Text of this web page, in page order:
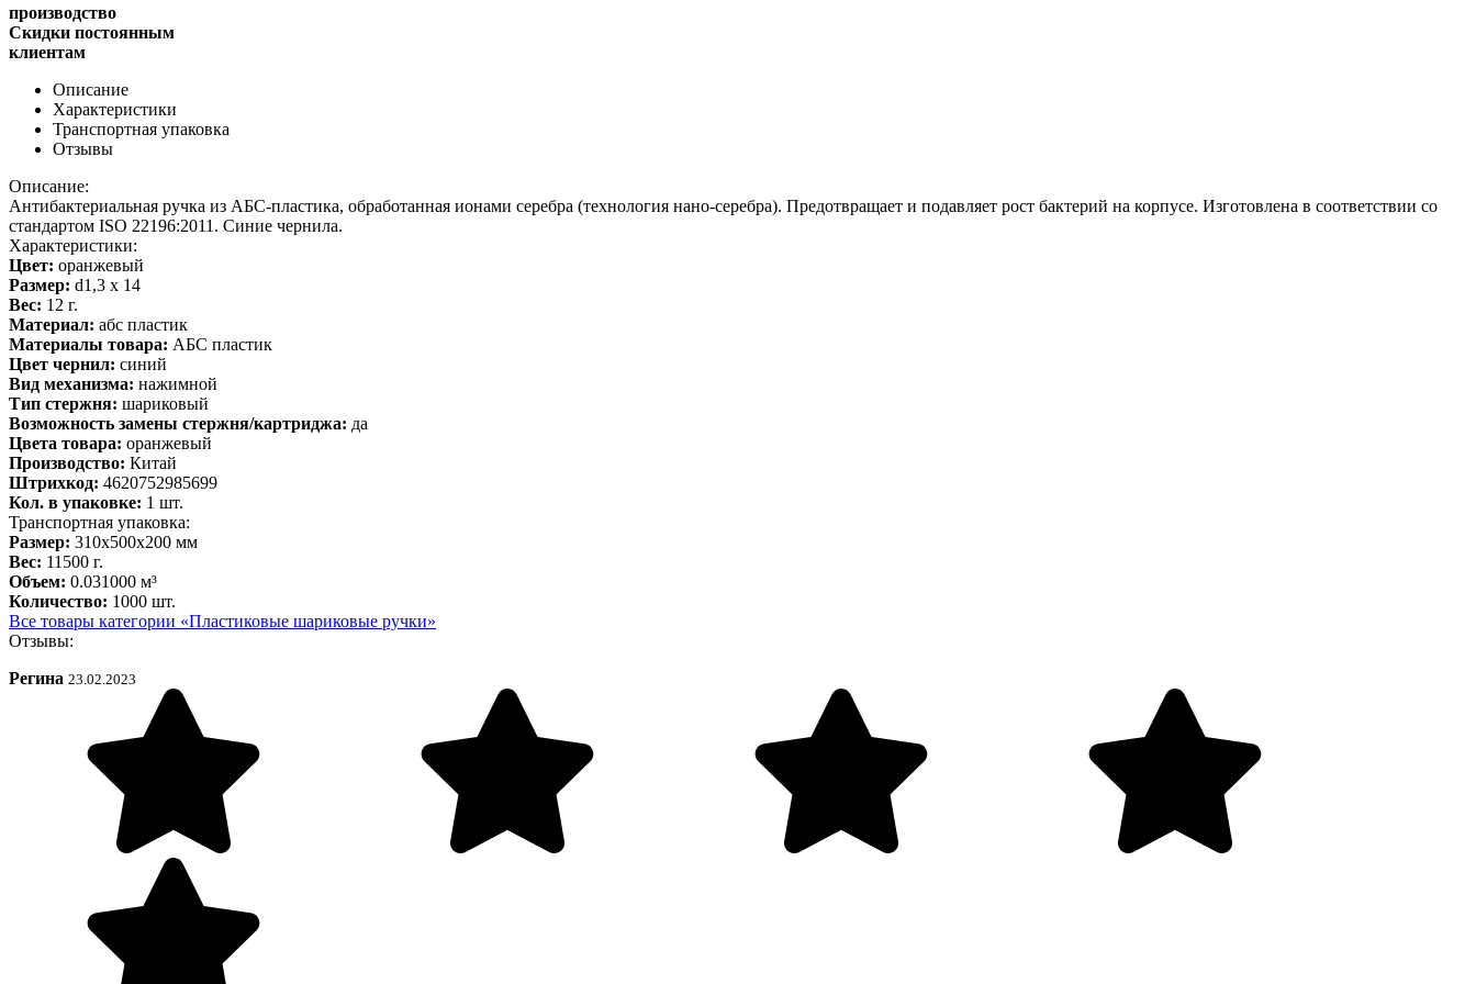
производство
Скидки постоянным
клиентам
Описание
Характеристики
Транспортная упаковка
Отзывы
Описание:
Антибактериальная ручка из АБС-пластика, обработанная ионами серебра (технология нано-серебра). Предотвращает и подавляет рост бактерий на корпусе. Изготовлена в соответствии со
стандартом ISO 22196:2011. Синие чернила.
Характеристики:
Цвет: оранжевый
Размер: d1,3 х 14
Вес: 12 г.
Материал: абс пластик
Материалы товара: АБС пластик
Цвет чернил: синий
Вид механизма: нажимной
Тип стержня: шариковый
Возможность замены стержня/картриджа: да
Цвета товара: оранжевый
Производство: Китай
Штрихкод: 4620752985699
Кол. в упаковке: 1 шт.
Транспортная упаковка:
Размер: 310x500x200 мм
Вес: 11500 г.
Объем: 0.031000 м³
Количество: 1000 шт.
Все товары категории «Пластиковые шариковые ручки»
Отзывы:
Регина 23.02.2023